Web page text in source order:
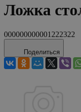
Ложка
000000000001222322
Поделиться